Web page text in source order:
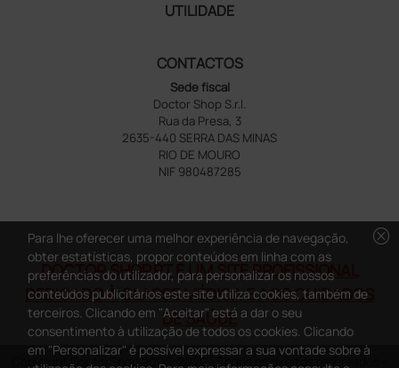
UTILIDADE
CONTACTOS
Sede fiscal
Doctor Shop S.r.l.
Rua da Presa, 3
2635-440 SERRA DAS MINAS
RIO DE MOURO
NIF 980487285
DOCTOR SHOP.PT É UM SITE PROFISSIONAL
DEDICADO À CLASSE MÉDICA E AOS CUIDADOS
DE SAÚDE
Copyright DoctorShop 2005-2026 - Todos os direitos reservados -
cancel
Para lhe oferecer uma melhor experiência de navegação,
obter estatísticas, propor conteúdos em linha com as
preferências do utilizador, para personalizar os nossos
conteúdos publicitários este site utiliza cookies, também de
terceiros. Clicando em "Aceitar" está a dar o seu
consentimento à utilização de todos os cookies. Clicando
em "Personalizar" é possível expressar a sua vontade sobre à